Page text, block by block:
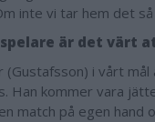
inte vi tar hem det
är det värt
(Gustafsson) i vårt mål
Han kommer vara
match på egen hand